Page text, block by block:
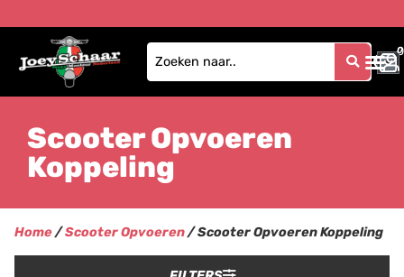
0
0
Scooter Opvoeren
Koppeling
Home/Scooter Opvoeren/ Scooter Opvoeren Koppeling